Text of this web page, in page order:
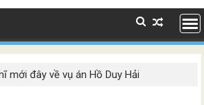
mới đây về vụ án Hồ Duy Hải